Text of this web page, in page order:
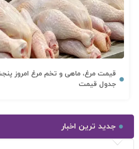
جدول قیمت
جدید ترین اخبار